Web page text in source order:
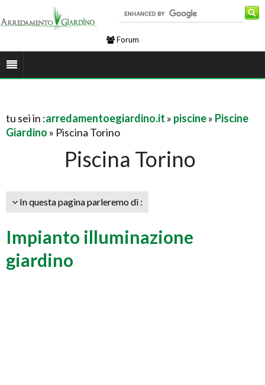
Forum
tu sei in :arredamentoegiardino.it » piscine» Piscine
Giardino » Piscina Torino
Piscina Torino
In questa pagina parleremo di :
Impianto illuminazione
giardino